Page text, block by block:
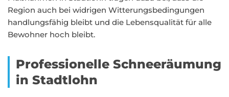
Region auch bei widrigen Witterungsbedingungen
handlungsfähig bleibt und die Lebensqualität für alle
Bewohner hoch bleibt.
Professionelle Schneeräumung
in Stadtlohn